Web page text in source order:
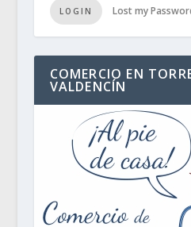
LOGIN Lost my
COMERCIO EN
VALDENCÍN